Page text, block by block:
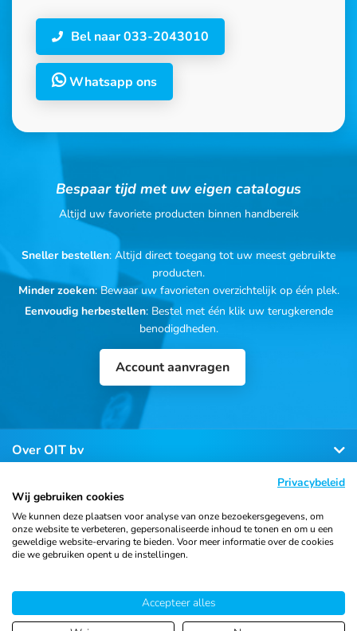
Bel naar 033-2043010
Whatsapp ons
Bespaar tijd met uw eigen catalogus
Altijd uw favoriete producten binnen handbereik
Sneller bestellen: Altijd direct toegang tot uw meest gebruikte
producten.
Minder zoeken: Bewaar uw favorieten overzichtelijk op één plek.
Eenvoudig herbestellen: Bestel met één klik uw terugkerende
benodigdheden.
Account aanvragen
Over OIT bv
Klantenservice
Contact
& Trading B.V.
Algemene voorwaarden
verklaring
Cookiebeleid Sitemap
Privacybeleid
Wij gebruiken cookies
We kunnen deze plaatsen voor analyse van onze bezoekersgegevens, om
onze website te verbeteren, gepersonaliseerde inhoud te tonen en om u een
geweldige website-ervaring te bieden. Voor meer informatie over de cookies
die we gebruiken opent u de instellingen.
Accepteer alles